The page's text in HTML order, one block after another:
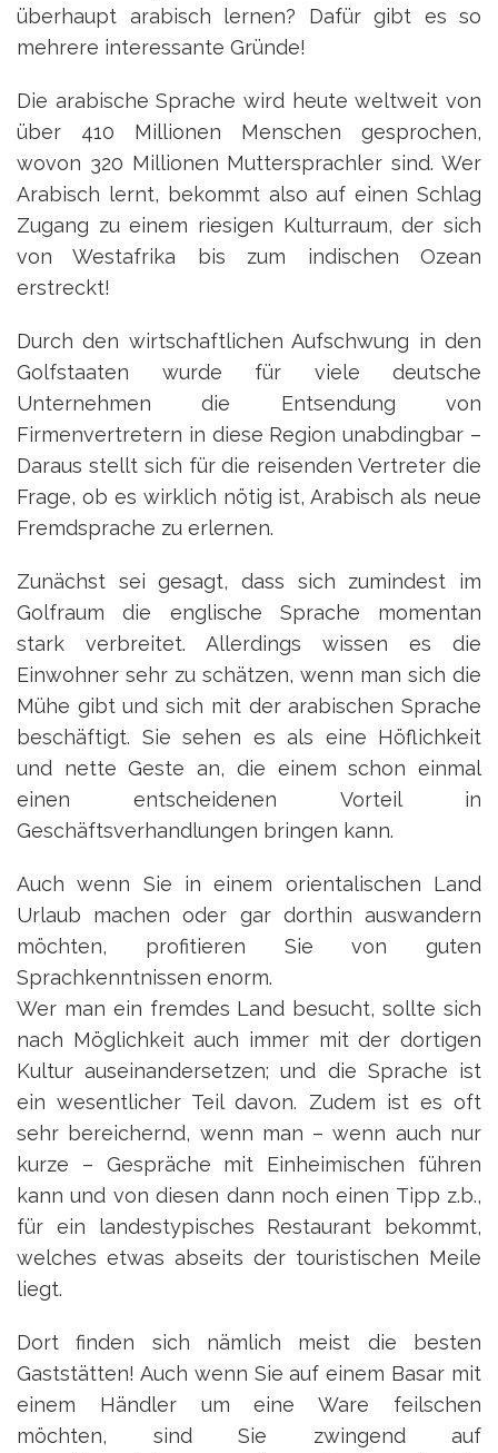
überhaupt arabisch lernen? Dafür gibt es so
mehrere interessante Gründe!
Die arabische Sprache wird heute weltweit von
über 410 Millionen Menschen gesprochen,
wovon 320 Millionen Muttersprachler sind. Wer
Arabisch lernt, bekommt also auf einen Schlag
Zugang zu einem riesigen Kulturraum, der sich
von Westafrika bis zum indischen Ozean
erstreckt!
Durch den wirtschaftlichen Aufschwung in den
Golfstaaten wurde für viele deutsche
Unternehmen die Entsendung von
Firmenvertretern in diese Region unabdingbar –
Daraus stellt sich für die reisenden Vertreter die
Frage, ob es wirklich nötig ist, Arabisch als neue
Fremdsprache zu erlernen.
Zunächst sei gesagt, dass sich zumindest im
Golfraum die englische Sprache momentan
stark verbreitet. Allerdings wissen es die
Einwohner sehr zu schätzen, wenn man sich die
Mühe gibt und sich mit der arabischen Sprache
beschäftigt. Sie sehen es als eine Höflichkeit
und nette Geste an, die einem schon einmal
einen entscheidenen Vorteil in
Geschäftsverhandlungen bringen kann.
Auch wenn Sie in einem orientalischen Land
Urlaub machen oder gar dorthin auswandern
möchten, profitieren Sie von guten
Sprachkenntnissen enorm.
Wer man ein fremdes Land besucht, sollte sich
nach Möglichkeit auch immer mit der dortigen
Kultur auseinandersetzen; und die Sprache ist
ein wesentlicher Teil davon. Zudem ist es oft
sehr bereichernd, wenn man – wenn auch nur
kurze – Gespräche mit Einheimischen führen
kann und von diesen dann noch einen Tipp z.b.,
für ein landestypisches Restaurant bekommt,
welches etwas abseits der touristischen Meile
liegt.
Dort finden sich nämlich meist die besten
Gaststätten! Auch wenn Sie auf einem Basar mit
einem Händler um eine Ware feilschen
möchten, sind Sie zwingend auf